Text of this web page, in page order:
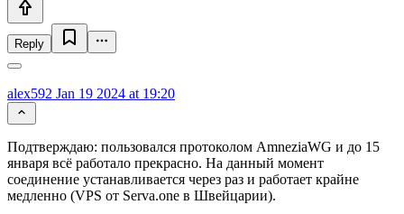
Reply
alex592 Jan 19 2024 at 19:20
Подтверждаю: пользовался протоколом AmneziaWG и до 15
января всё работало прекрасно. На данный момент
соединение устанавливается через раз и работает крайне
медленно (VPS от Serva.one в Швейцарии).